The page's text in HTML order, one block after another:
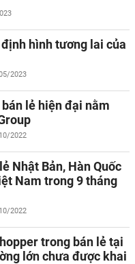
hình tương lai của
2023
lẻ hiện đại nằm
2022
Nhật Bản, Hàn Quốc
Nam trong 9 tháng
2022
trong bán lẻ tại
lớn chưa được khai